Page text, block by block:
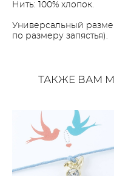
Нить: 100% хлопок.
Универсальный
по размеру запястья).
ТАКЖЕ ВАМ